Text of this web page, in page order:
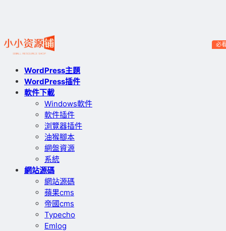
WordPress主題
WordPress插件
軟件下載
Windows軟件
軟件插件
浏覽器插件
油猴腳本
網盤資源
系統
網站源碼
網站源碼
蘋果cms
帝國cms
Typecho
Emlog
必